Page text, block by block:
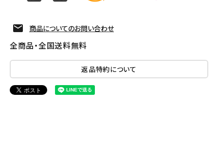
商品についてのお問い合わせ
全商品・全国送料無料
返品特約について